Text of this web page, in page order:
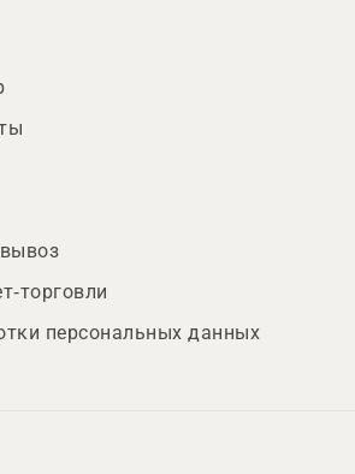
торговли
персональных данных